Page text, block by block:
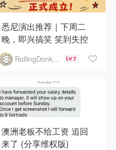
悉尼演出推荐｜下周二
晚，即兴搞笑 笑到失控
RollingDonkey 7
澳洲老板不给工资 追回
来了 (分享维权版)